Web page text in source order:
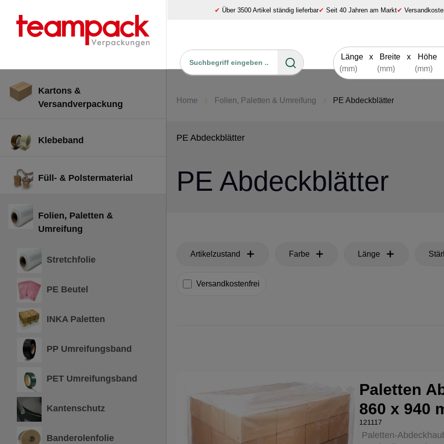
springen ✔ Über 3500 Artikel ständig lieferbar✔ Seit 40 Jahren am Markt✔
Länge x Breite x Höhe
Kartons &
Versandverpackung
Klebeband
Füll- & Polstermaterial
Folien, Paletten &
Umreifung
Stretchfolie
PE Beutel
INKA Paletten
PP Umreifungsband
PET Umreifungsband
Kantenschutz
Banderolenfolie
Home Folien, Paletten & Umreifung PE Abdeckblätter
PE Abdeckblätter
PE Abdeckblätter
Artikelzustand Farbe Länge
Filter hinzufügen: Versandkostenfrei
Versandkostenfrei
Durchschnittliche Bewertung von 0
Paletten
860 x 940
121117
Paletten-